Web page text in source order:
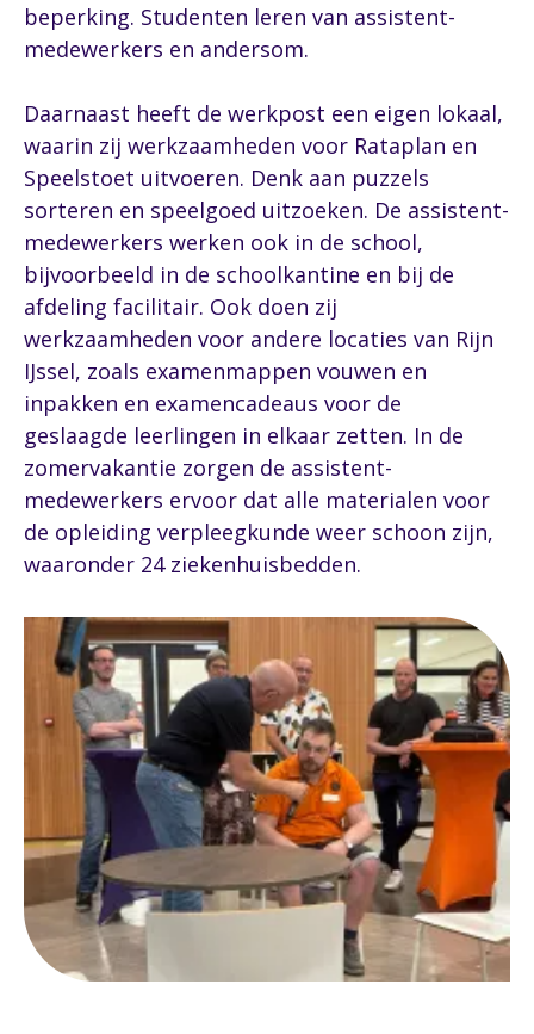
beperking. Studenten leren van assistent-
medewerkers en andersom.
Daarnaast heeft de werkpost een eigen lokaal,
waarin zij werkzaamheden voor Rataplan en
Speelstoet uitvoeren. Denk aan puzzels
sorteren en speelgoed uitzoeken. De assistent-
medewerkers werken ook in de school,
bijvoorbeeld in de schoolkantine en bij de
afdeling facilitair. Ook doen zij
werkzaamheden voor andere locaties van Rijn
IJssel, zoals examenmappen vouwen en
inpakken en examencadeaus voor de
geslaagde leerlingen in elkaar zetten. In de
zomervakantie zorgen de assistent-
medewerkers ervoor dat alle materialen voor
de opleiding verpleegkunde weer schoon zijn,
waaronder 24 ziekenhuisbedden.